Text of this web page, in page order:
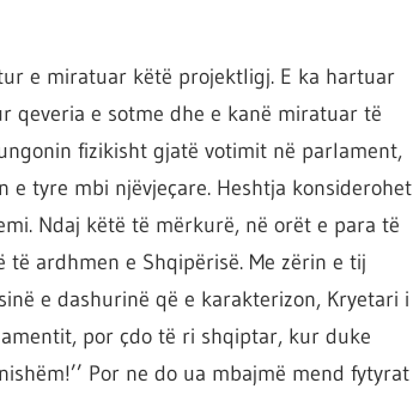
e miratuar këtë projektligj. E ka hartuar
qeveria e sotme dhe e kanë miratuar të
fizikisht gjatë votimit në parlament,
tyre mbi njëvjeçare. Heshtja konsiderohet
Ndaj këtë të mërkurë, në orët e para të
ardhmen e Shqipërisë. Me zërin e tij
e dashurinë që e karakterizon, Kryetari i
por çdo të ri shqiptar, kur duke
Por ne do ua mbajmë mend fytyrat